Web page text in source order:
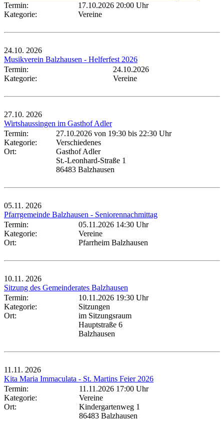
Termin:
17.10.2026 20:00 Uhr
Kategorie:
Vereine
24.10. 2026
Musikverein Balzhausen - Helferfest 2026
Termin:
24.10.2026
Kategorie:
Vereine
27.10. 2026
Wirtshaussingen im Gasthof Adler
Termin:
27.10.2026 von 19:30 bis 22:30 Uhr
Kategorie:
Verschiedenes
Ort:
Gasthof Adler
St.-Leonhard-Straße 1
86483 Balzhausen
05.11. 2026
Pfarrgemeinde Balzhausen - Seniorennachmittag
Termin:
05.11.2026 14:30 Uhr
Kategorie:
Vereine
Ort:
Pfarrheim Balzhausen
10.11. 2026
Sitzung des Gemeinderates Balzhausen
Termin:
10.11.2026 19:30 Uhr
Kategorie:
Sitzungen
Ort:
im Sitzungsraum
Hauptstraße 6
Balzhausen
11.11. 2026
Kita Maria Immaculata - St. Martins Feier 2026
Termin:
11.11.2026 17:00 Uhr
Kategorie:
Vereine
Ort:
Kindergartenweg 1
86483 Balzhausen